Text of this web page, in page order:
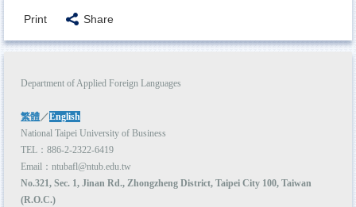
Print Share
Department of Applied Foreign Languages
繁體／English
National Taipei University of Business
TEL：886-2-2322-6419
Email：ntubafl@ntub.edu.tw
No.321, Sec. 1, Jinan Rd., Zhongzheng District, Taipei City 100, Taiwan
(R.O.C.)